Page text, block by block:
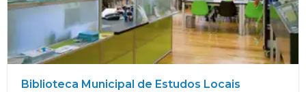
Biblioteca Municipal de Estudos Locais